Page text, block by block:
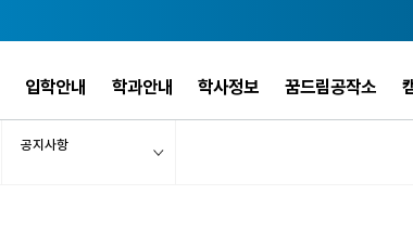
입학안내 학과안내 학사정보 꿈드림공작소
공지사항